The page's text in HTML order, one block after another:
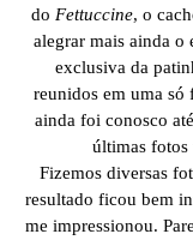
do Fettuccine, o
alegrar mais ainda o
exclusiva da
reunidos em uma
ainda foi conosco
últimas fotos
Fizemos diversas
resultado ficou bem
me impressionou.